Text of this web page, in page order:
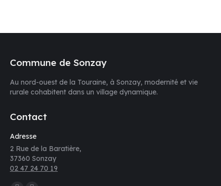
Commune de Sonzay
Au nord-ouest de la Touraine, à Sonzay, modernité et vie
rurale cohabitent dans un village dynamique.
Contact
Adresse
2 Rue de la Baratière,
37360 Sonzay
02 47 24 70 19